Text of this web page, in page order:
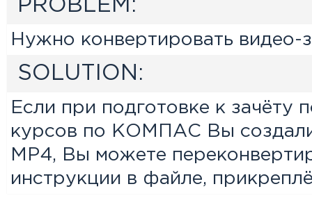
PROBLEM:
Нужно конвертировать видео-
SOLUTION:
Если при подготовке к
курсов по КОМПАС Вы
MP4, Вы можете
инструкции в файле,